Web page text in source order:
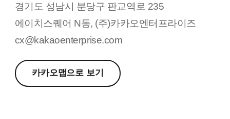
경기도 성남시 분당구 판교역로 235
에이치스퀘어 N동, (주)카카오엔터프라이즈
cx@kakaoenterprise.com
카카오맵으로 보기